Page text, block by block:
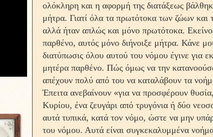
ολόκληρη και η αφορμή της διατάξεως
μήτρα. Γιατί όλα τα πρωτότοκα των ζώων
αλλά ήταν απλώς και μόνο πρωτότοκα.
παρθένο, αυτός μόνο διήνοιξε μήτρα. Κάνε
διατύπωσις όλου αυτού του νόμου έγινε για
μητέρα παρθένο. Πώς όμως να την
απέχουν πολύ από του να καταλάβουν τα
Έπειτα ανεβαίνουν «για να προσφέρουν
Κυρίου, ένα ζευγάρι από τρυγόνια ή δύο
αυτά τυπικά, κατά τον νόμο, ώστε να μην
του νόμου. Αυτά είναι συγκεκαλυμμένα